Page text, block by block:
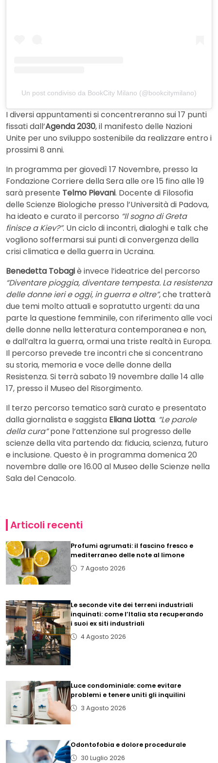
Un post condiviso da BookCity Milano (@bookcitymilano)
I diversi appuntamenti si concentreranno sui 17 punti
fissati dall’Agenda 2030, il manifesto delle Nazioni
Unite per uno sviluppo sostenibile da realizzare entro i
prossimi 8 anni.
In programma per giovedì 17 Novembre, presso la
Fondazione Corriere della Sera alle ore 15 fino alle 19
sarà presente Telmo Pievani. Docente di Filosofia
delle Scienze Biologiche presso l’Università di Padova,
ha ideato e curato il percorso “Il sogno di Greta
finisce a Kiev?”. Un ciclo di incontri, dialoghi e talk che
vogliono soffermarsi sui punti di convergenza della
crisi climatica e della guerra in Ucraina.
Benedetta Tobagiè invece l’ideatrice del percorso
“Diventare pioggia, diventare tempesta. La resistenza
delle donne ieri e oggi, in guerra e oltre”, che tratterà
due temi molto attuali e sopratutto urgenti: da una
parte la questione femminile, con riferimento alle voci
delle donne nella letteratura contemporanea e non,
e dall’altra la guerra, ormai una triste realtà in Europa.
Il percorso prevede tre incontri che si concentrano
su storia, memoria e voce delle donne della
Resistenza. Si terrà sabato 19 novembre dalle 14 alle
17, presso il Museo del Risorgimento.
Il terzo percorso tematico sarà curato e presentato
dalla giornalista e saggista Eliana Liotta. “Le parole
della cura”pone l’attenzione sul progresso delle
scienze della vita partendo da: fiducia, scienza, futuro
e inclusione. Questo è in programma domenica 20
novembre dalle ore 16.00 al Museo delle Scienze nella
Sala del Cenacolo.
Articoli recenti
Profumi agrumati: il fascino fresco e
mediterraneo delle note al limone
7 Agosto 2026
Le seconde vite dei terreni industriali
inquinati: come l’Italia sta recuperando
i suoi ex siti industriali
4 Agosto 2026
Luce condominiale: come evitare
problemi e tenere uniti gli inquilini
3 Agosto 2026
Odontofobia e dolore procedurale
30 Luglio 2026